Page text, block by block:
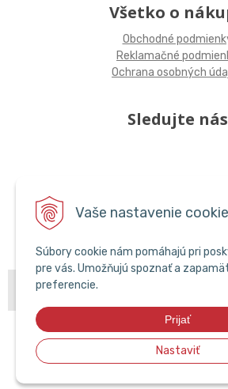
Vaše nastavenie
Súbory cookie nám pomáhajú pri
pre vás. Umožňujú spoznať a
preferencie.
Prijať
Nastaviť
Všetko o
Obchodné
Reklamačné
Ochrana osobných
Sledujte nás
© 2026 POPCAR EU •